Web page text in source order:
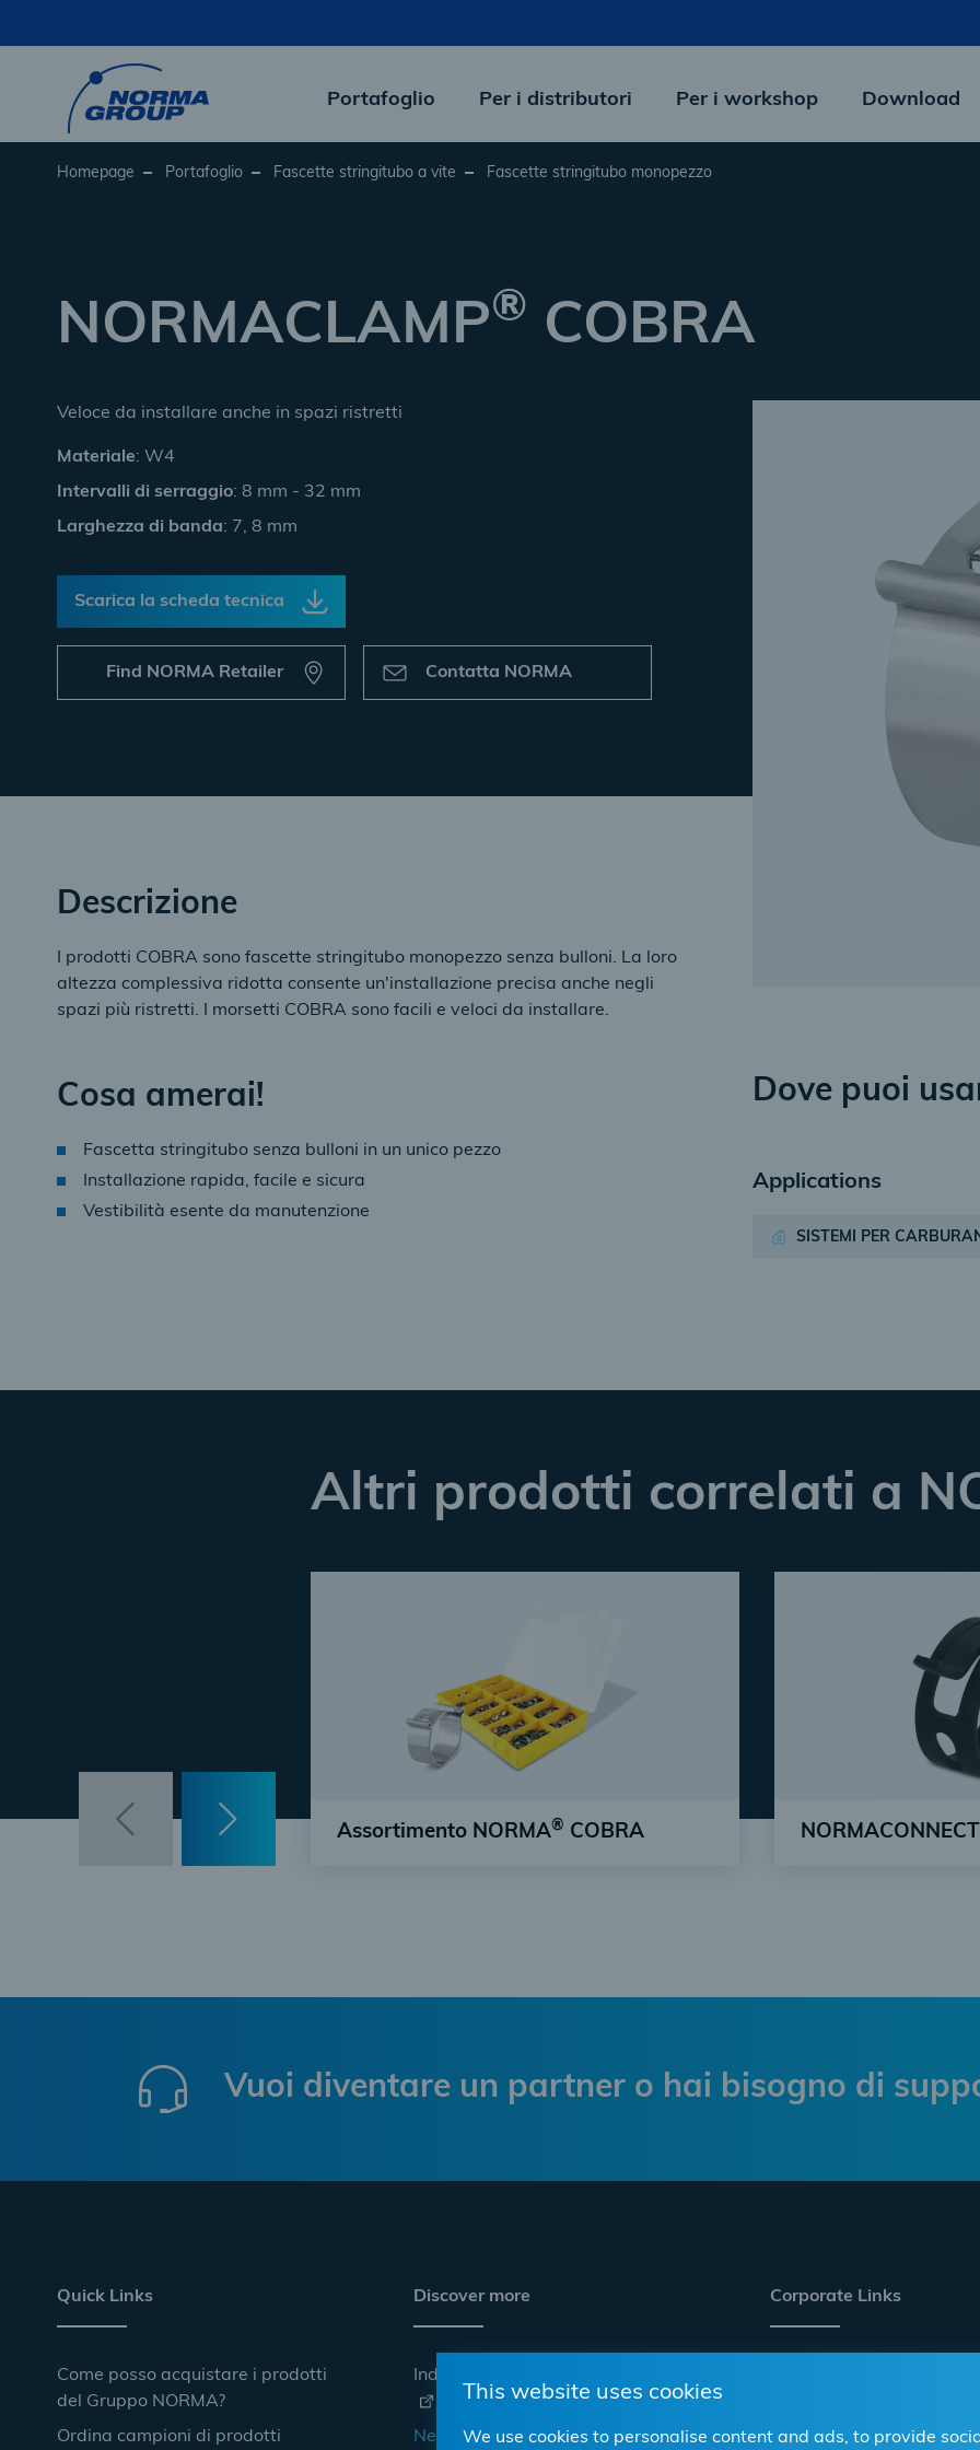
This website uses cookies
We use cookies to personalise content and ads, to provide
Portafoglio Per i distributori Per i workshop Download
Homepage Portafoglio Fascette stringitubo a vite Fascette stringitubo monopezzo
NORMACLAMP® COBRA
Veloce da installare anche in spazi ristretti
Materiale: W4
Intervalli di serraggio: 8 mm - 32 mm
Larghezza di banda: 7, 8 mm
Scarica la scheda tecnica
Find NORMA Retailer Contatta NORMA
Descrizione
I prodotti COBRA sono fascette stringitubo monopezzo senza bulloni. La loro
altezza complessiva ridotta consente un'installazione precisa anche negli
spazi più ristretti. I morsetti COBRA sono facili e veloci da installare.
Cosa amerai!
Fascetta stringitubo senza bulloni in un unico pezzo
Installazione rapida, facile e sicura
Vestibilità esente da manutenzione
Dove puoi
Applications
SISTEMI PER
Altri prodotti correlati a
Assortimento NORMA® COBRA NORMACONNECT
Vuoi diventare un partner o hai bisogno di
Quick Links
Come posso acquistare i prodotti
del Gruppo NORMA?
Ordina campioni di prodotti
Discover more
Industrie e commercio all'ingrosso
Negozio online
Corporate Links
Sito web aziendale